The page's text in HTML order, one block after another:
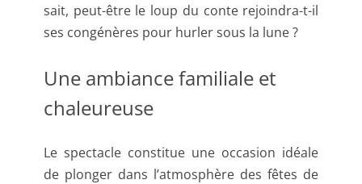
sait, peut-être le loup du conte rejoindra-t-il
ses congénères pour hurler sous la lune ?
Une ambiance familiale et
chaleureuse
Le spectacle constitue une occasion idéale
de plonger dans l’atmosphère des fêtes de